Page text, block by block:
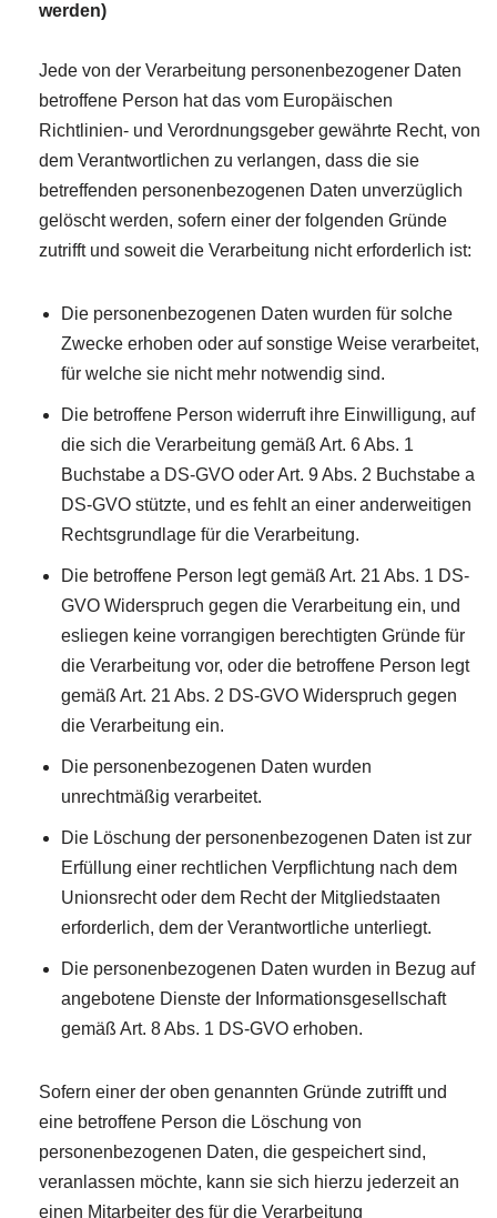
werden)
Jede von der Verarbeitung personenbezogener Daten
betroffene Person hat das vom Europäischen
Richtlinien- und Verordnungsgeber gewährte Recht, von
dem Verantwortlichen zu verlangen, dass die sie
betreffenden personenbezogenen Daten unverzüglich
gelöscht werden, sofern einer der folgenden Gründe
zutrifft und soweit die Verarbeitung nicht erforderlich ist:
Die personenbezogenen Daten wurden für solche
Zwecke erhoben oder auf sonstige Weise verarbeitet,
für welche sie nicht mehr notwendig sind.
Die betroffene Person widerruft ihre Einwilligung, auf
die sich die Verarbeitung gemäß Art. 6 Abs. 1
Buchstabe a DS-GVO oder Art. 9 Abs. 2 Buchstabe a
DS-GVO stützte, und es fehlt an einer anderweitigen
Rechtsgrundlage für die Verarbeitung.
Die betroffene Person legt gemäß Art. 21 Abs. 1 DS-
GVO Widerspruch gegen die Verarbeitung ein, und
esliegen keine vorrangigen berechtigten Gründe für
die Verarbeitung vor, oder die betroffene Person legt
gemäß Art. 21 Abs. 2 DS-GVO Widerspruch gegen
die Verarbeitung ein.
Die personenbezogenen Daten wurden
unrechtmäßig verarbeitet.
Die Löschung der personenbezogenen Daten ist zur
Erfüllung einer rechtlichen Verpflichtung nach dem
Unionsrecht oder dem Recht der Mitgliedstaaten
erforderlich, dem der Verantwortliche unterliegt.
Die personenbezogenen Daten wurden in Bezug auf
angebotene Dienste der Informationsgesellschaft
gemäß Art. 8 Abs. 1 DS-GVO erhoben.
Sofern einer der oben genannten Gründe zutrifft und
eine betroffene Person die Löschung von
personenbezogenen Daten, die gespeichert sind,
veranlassen möchte, kann sie sich hierzu jederzeit an
einen Mitarbeiter des für die Verarbeitung